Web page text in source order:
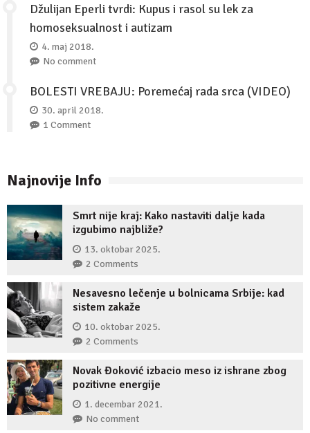
Džulijan Eperli tvrdi: Kupus i rasol su lek za
homoseksualnost i autizam
4. maj 2018.
No comment
BOLESTI VREBAJU: Poremećaj rada srca (VIDEO)
30. april 2018.
1 Comment
Najnovije Info
Smrt nije kraj: Kako nastaviti dalje kada
izgubimo najbliže?
13. oktobar 2025.
2 Comments
Nesavesno lečenje u bolnicama Srbije: kad
sistem zakaže
10. oktobar 2025.
2 Comments
Novak Đoković izbacio meso iz ishrane zbog
pozitivne energije
1. decembar 2021.
No comment